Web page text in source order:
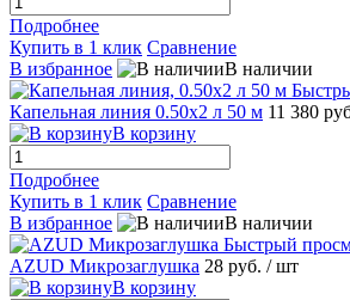
Подробнее
Купить в 1 клик Сравнение
В избранное
В наличии
Капельная линия 0.50х2 л 50 м 11 380
В корзину
Подробнее
Купить в 1 клик Сравнение
В избранное
В наличии
Быстрый
AZUD Микрозаглушка 28 руб. / шт
В корзину